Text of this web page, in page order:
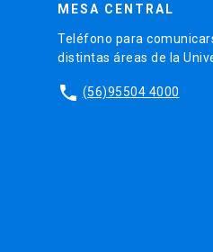
MESA CENTRAL
Teléfono para
distintas áreas de la
phone (56)95504 4000